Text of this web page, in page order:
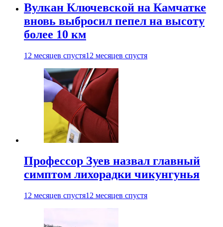
Вулкан Ключевской на Камчатке
вновь выбросил пепел на высоту
более 10 км
12 месяцев спустя12 месяцев спустя
Профессор Зуев назвал главный
симптом лихорадки чикунгунья
12 месяцев спустя12 месяцев спустя